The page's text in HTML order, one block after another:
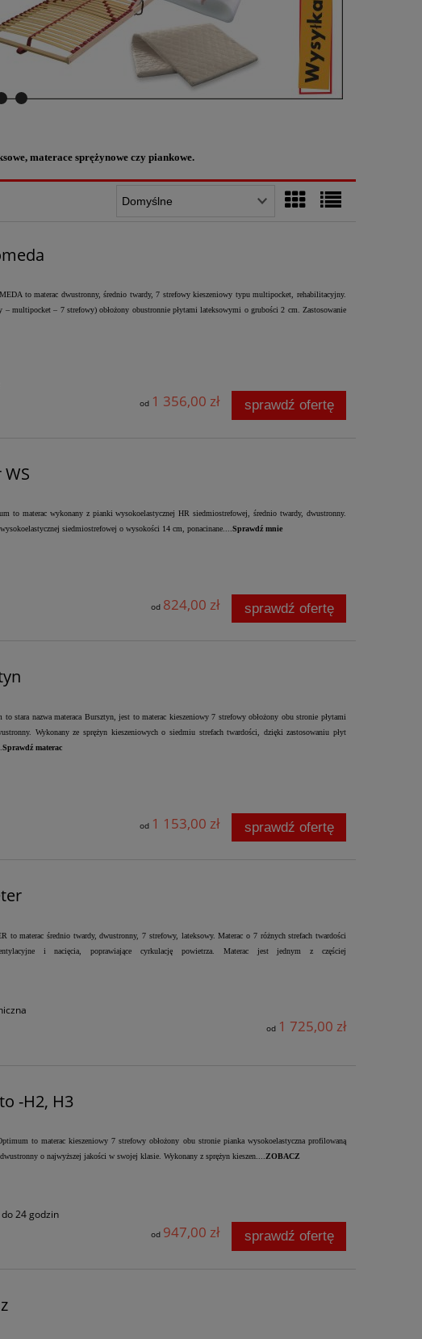
materace sprężynowe czy piankowe.
to materac dwustronny, średnio twardy, 7 strefowy kieszeniowy typu multipocket, rehabilitacyjny.
– multipocket – 7 strefowy) obłożony obustronnie płytami lateksowymi o grubości 2 cm. Zastosowanie
od 1 356,00 zł sprawdź ofertę
to materac wykonany z pianki wysokoelastycznej HR siedmiostrefowej, średnio twardy, dwustronny.
siedmiostrefowej o wysokości 14 cm, ponacinane....Sprawdź mnie
od 824,00 zł sprawdź ofertę
stara nazwa materaca Bursztyn, jest to materac kieszeniowy 7 strefowy obłożony obu stronie płytami
Wykonany ze sprężyn kieszeniowych o siedmiu strefach twardości, dzięki zastosowaniu płyt
Sprawdź materac
od 1 153,00 zł sprawdź ofertę
to materac średnio twardy, dwustronny, 7 strefowy, lateksowy. Materac o 7 różnych strefach twardości
i nacięcia, poprawiające cyrkulację powietrza. Materac jest jednym z częściej
od 1 725,00 zł
-H2, H3
to materac kieszeniowy 7 strefowy obłożony obu stronie pianka wysokoelastyczna profilowaną
o najwyższej jakości w swojej klasie. Wykonany z sprężyn kieszen....ZOBACZ
24 godzin
od 947,00 zł sprawdź ofertę